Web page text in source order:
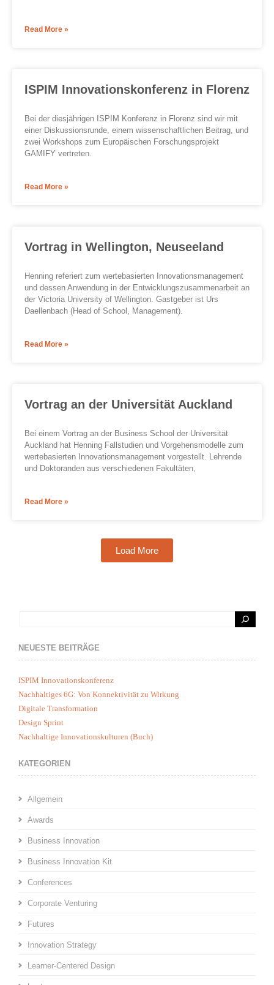
Read More »
ISPIM Innovationskonferenz in Florenz
Bei der diesjährigen ISPIM Konferenz in Florenz sind wir mit
einer Diskussionsrunde, einem wissenschaftlichen Beitrag, und
zwei Workshops zum Europäischen Forschungsprojekt
GAMIFY vertreten.
Read More »
Vortrag in Wellington, Neuseeland
Henning referiert zum wertebasierten Innovationsmanagement
und dessen Anwendung in der Entwicklungszusammenarbeit an
der Victoria University of Wellington. Gastgeber ist Urs
Daellenbach (Head of School, Management).
Read More »
Vortrag an der Universität Auckland
Bei einem Vortrag an der Business School der Universität
Auckland hat Henning Fallstudien und Vorgehensmodelle zum
wertebasierten Innovationsmanagement vorgestellt. Lehrende
und Doktoranden aus verschiedenen Fakultäten,
Read More »
Load More
NEUESTE BEITRÄGE
ISPIM Innovationskonferenz
Nachhaltiges 6G: Von Konnektivität zu Wirkung
Digitale Transformation
Design Sprint
Nachhaltige Innovationskulturen (Buch)
KATEGORIEN
Allgemein
Awards
Business Innovation
Business Innovation Kit
Conferences
Corporate Venturing
Futures
Innovation Strategy
Learner-Centered Design